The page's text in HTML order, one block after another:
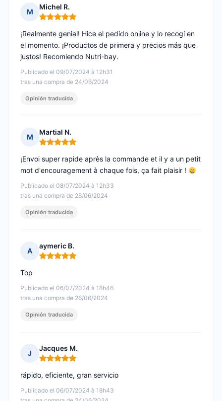
M
Michel R.
Nota: 5 de 5
Publicado el 09/07/2024 à 12h31
tras una compra de 24/06/2024
¡Realmente genial! Hice el pedido online y lo recogí en
el momento. ¡Productos de primera y precios más que
justos! Recomiendo Nutri-bay.
Opinión traducida
M
Martial N.
Nota: 5 de 5
Publicado el 08/07/2024 à 12h33
tras una compra de 28/06/2024
¡Envoi super rapide après la commande et il y a un petit
mot d'encouragement à chaque fois, ça fait plaisir !
Opinión traducida
A
aymeric B.
Nota: 5 de 5
Publicado el 06/07/2024 à 18h46
tras una compra de 26/06/2024
Top
Opinión traducida
J
Jacques M.
Nota: 5 de 5
Publicado el 06/07/2024 à 18h43
rápido, eficiente, gran servicio